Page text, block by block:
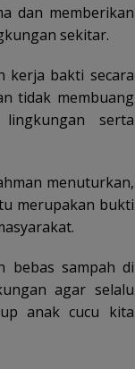
dan memberikan
sekitar.
kerja bakti secara
tidak membuang
lingkungan serta
menuturkan,
merupakan bukti
bebas sampah di
agar selalu
anak cucu kita